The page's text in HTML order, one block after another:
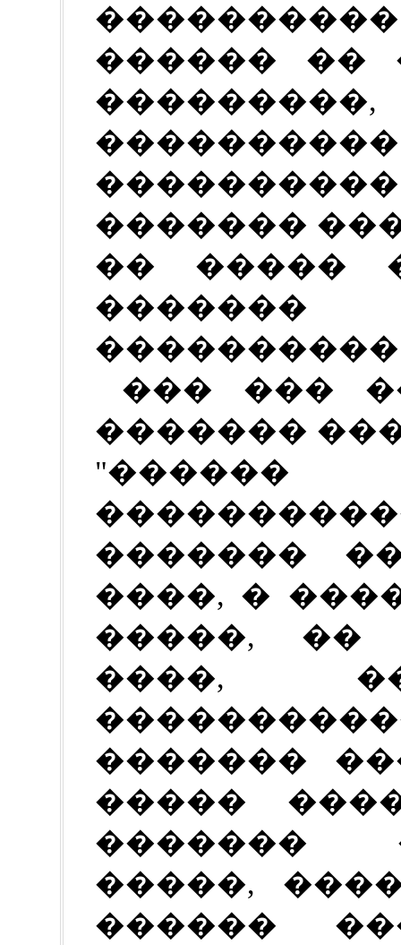
������ ��
�������
�� �����
��� ���
�������
�������
����, �
�����, ��
����,
�������
�����
�������
�����,
������